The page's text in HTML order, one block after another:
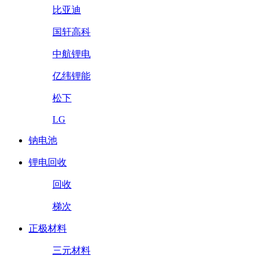
比亚迪
国轩高科
中航锂电
亿纬锂能
松下
LG
钠电池
锂电回收
回收
梯次
正极材料
三元材料